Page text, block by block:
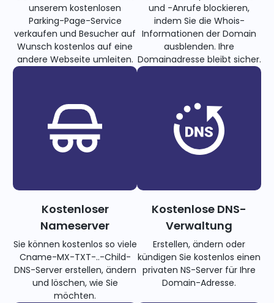
unserem kostenlosen
Parking-Page-Service
verkaufen und Besucher auf
Wunsch kostenlos auf eine
andere Webseite umleiten.
und -Anrufe blockieren,
indem Sie die Whois-
Informationen der Domain
ausblenden. Ihre
Domainadresse bleibt sicher.
Kostenloser
Nameserver
Sie können kostenlos so viele
Cname-MX-TXT-..-Child-
DNS-Server erstellen, ändern
und löschen, wie Sie
möchten.
Kostenlose DNS-
Verwaltung
Erstellen, ändern oder
kündigen Sie kostenlos einen
privaten NS-Server für Ihre
Domain-Adresse.